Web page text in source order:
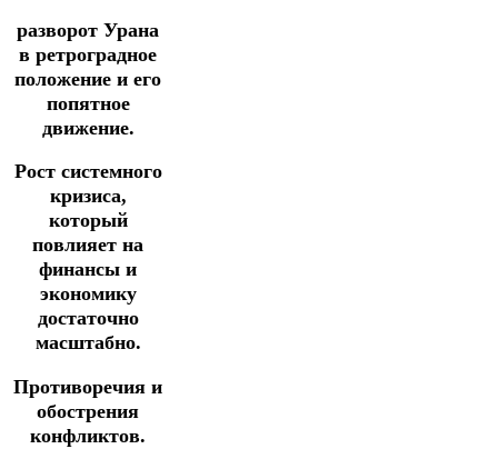
разворот Урана
в ретроградное
положение и его
попятное
движение.
Рост системного
кризиса,
который
повлияет на
финансы и
экономику
достаточно
масштабно.
Противоречия и
обострения
конфликтов.